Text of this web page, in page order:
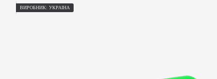
ВИРОБНИК: УКРАЇНА